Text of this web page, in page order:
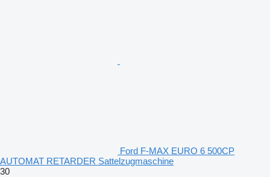
Ford F-MAX EURO 6 500CP
AUTOMAT RETARDER Sattelzugmaschine
30